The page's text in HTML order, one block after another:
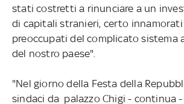
stati costretti a rinunciare a un
di capitali stranieri, certo innamorati
preoccupati del complicato sistema
del nostro paese".
"Nel giorno della Festa della
sindaci da palazzo Chigi - continua